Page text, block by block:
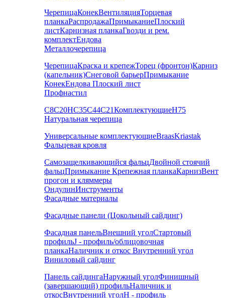
ЧерепицаКонекВентиляцияТорцевая
планкаРаспродажаПримыканиеПлоский
листКарнизная планкаГвозди и рем.
комплектЕндова
Металлочерепица
ЧерепицаКраска и крепежТорец (фронтон)Карниз
(капельник)Снеговой барьерПримыкание
КонекЕндова Плоский лист
Профнастил
С8С20НС35С44С21КомплектующиеН75
Натуральная черепица
Универсальные комплектующиеBraasKriastak
Фальцевая кровля
Самозащелкивающийся фальцДвойной стоячий
фальцПримыкание Крепежная планкаКарнизВент
прогон и кляммеры
ОндулинИнструменты
Фасадные материалы
Фасадные панели (Цокольный сайдинг)
Фасадная панельВнешний уголСтартовый
профильJ - профиль/облицовочная
планкаНаличник и откос Внутренний угол
Виниловый сайдинг
Панель сайдингаНаружный уголФинишный
(завершающий) профильНаличник и
откосВнутренний уголH - профиль